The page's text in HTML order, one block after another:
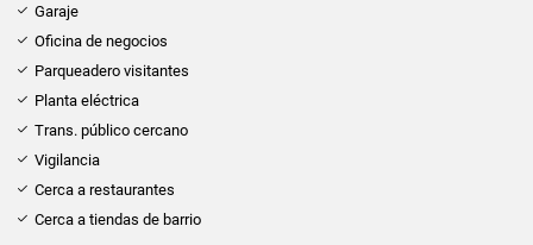
Garaje
Oficina de negocios
Parqueadero visitantes
Planta eléctrica
Trans. público cercano
Vigilancia
Cerca a restaurantes
Cerca a tiendas de barrio